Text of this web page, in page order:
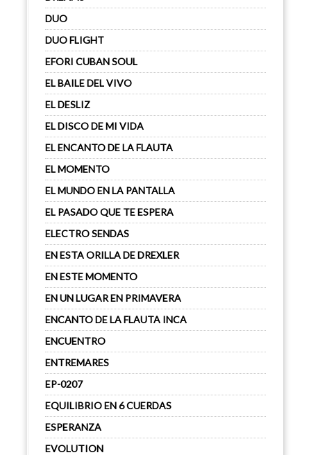
DUO
DUO FLIGHT
EFORI CUBAN SOUL
EL BAILE DEL VIVO
EL DESLIZ
EL DISCO DE MI VIDA
EL ENCANTO DE LA FLAUTA
EL MOMENTO
EL MUNDO EN LA PANTALLA
EL PASADO QUE TE ESPERA
ELECTRO SENDAS
EN ESTA ORILLA DE DREXLER
EN ESTE MOMENTO
EN UN LUGAR EN PRIMAVERA
ENCANTO DE LA FLAUTA INCA
ENCUENTRO
ENTREMARES
EP-0207
EQUILIBRIO EN 6 CUERDAS
ESPERANZA
EVOLUTION